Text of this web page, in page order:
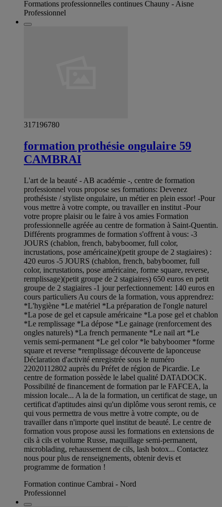
Formations professionnelles continues Chauny - Aisne
Professionnel
317196780
formation prothésie ongulaire 59
CAMBRAI
L'art de la beauté - AB académie -, centre de formation
professionnel vous propose ses formations: Devenez
prothésiste / styliste ongulaire, un métier en plein essor! -Pour
vous mettre à votre compte, ou travailler en institut -Pour
votre propre plaisir ou le faire à vos amies Formation
professionnelle agréée au centre de formation à Saint-Quentin.
Différents programmes de formation s'offrent à vous: -3
JOURS (chablon, french, babyboomer, full color,
incrustations, pose américaine)(petit groupe de 2 stagiaires) :
420 euros -5 JOURS (chablon, french, babyboomer, full
color, incrustations, pose américaine, forme square, reverse,
remplissage)(petit groupe de 2 stagiaires) 650 euros en petit
groupe de 2 stagiaires -1 jour perfectionnement: 140 euros en
cours particuliers Au cours de la formation, vous apprendrez:
*L'hygiène *Le matériel *La préparation de l'ongle naturel
*La pose de gel et capsule américaine *La pose gel et chablon
*Le remplissage *La dépose *Le gainage (renforcement des
ongles naturels) *La french permanente *Le nail art *Le
vernis semi-permanent *Le gel color *le babyboomer *forme
square et reverse *remplissage découverte de laponceuse
Déclaration d'activité enregistrée sous le numéro
22020112802 auprès du Préfet de région de Picardie. Le
centre de formation possède le label qualité DATADOCK.
Possibilité de financement de formation par le FAFCEA, la
mission locale... A la de la formation, un certificat de stage, un
certificat d'aptitudes ainsi qu'un diplôme vous seront remis, ce
qui vous permettra de vous mettre à votre compte, ou de
travailler dans n'importe quel institut de beauté. Le centre de
formation vous propose aussi les formations en extensions de
cils à cils et volume Russe, maquillage semi-permanent,
microblading, rehaussement de cils, lash botox... Contactez
nous pour plus de renseignements, obtenir devis et
programme de formation !
Formation continue Cambrai - Nord
Professionnel